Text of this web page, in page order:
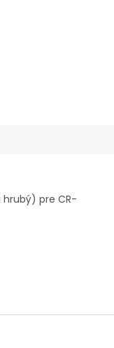
pre CR-